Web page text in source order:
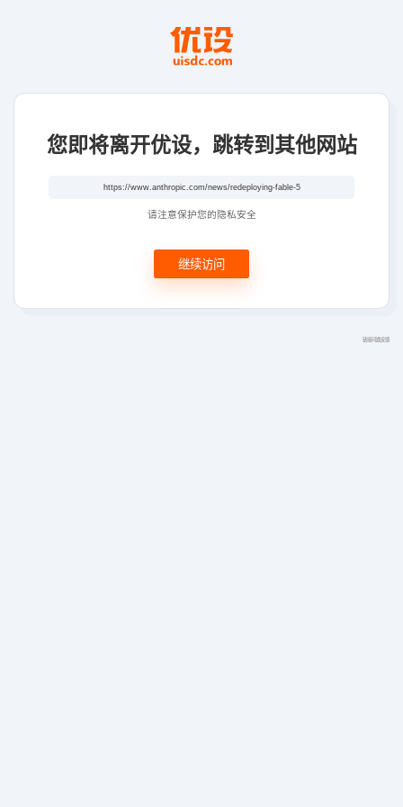
您即将离开优设，跳转到其他网站
请注意保护您的隐私安全
继续访问
链接问题反馈